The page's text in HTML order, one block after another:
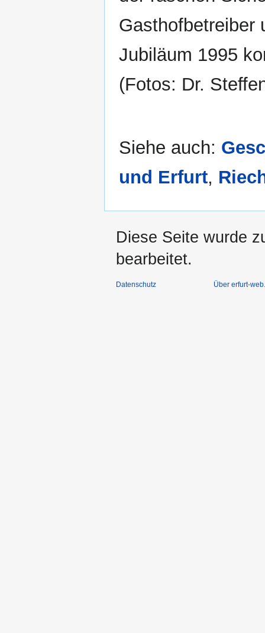
Gasthofbetreiber
Jubiläum 1995
(Fotos: Dr.
Siehe auch:
und Erfurt,
Diese Seite wurde
bearbeitet.
Datenschutz Über erfurt-